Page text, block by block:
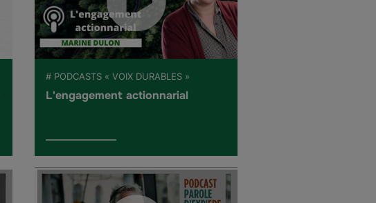
# PODCASTS « VOIX DURABLES »
L'engagement actionnarial